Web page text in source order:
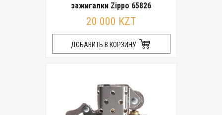
зажигалки Zippo 65826
20 000 KZT
ДОБАВИТЬ В КОРЗИНУ